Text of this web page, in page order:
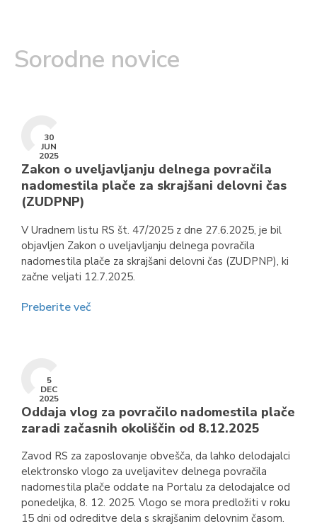
Sorodne novice
30
JUN
2025
Zakon o uveljavljanju delnega povračila
nadomestila plače za skrajšani delovni čas
(ZUDPNP)
V Uradnem listu RS št. 47/2025 z dne 27.6.2025, je bil
objavljen Zakon o uveljavljanju delnega povračila
nadomestila plače za skrajšani delovni čas (ZUDPNP), ki
začne veljati 12.7.2025.
Preberite več
5
DEC
2025
Oddaja vlog za povračilo nadomestila plače
zaradi začasnih okoliščin od 8.12.2025
Zavod RS za zaposlovanje obvešča, da lahko delodajalci
elektronsko vlogo za uveljavitev delnega povračila
nadomestila plače oddate na Portalu za delodajalce od
ponedeljka, 8. 12. 2025. Vlogo se mora predložiti v roku
15 dni od odreditve dela s skrajšanim delovnim časom.